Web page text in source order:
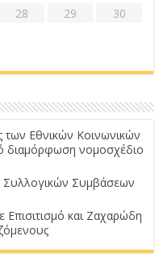
28 29
30
των Εθνικών Κοινωνικών
διαμόρφωση νομοσχέδιο
Συμβάσεων
και Ζαχαρώδη